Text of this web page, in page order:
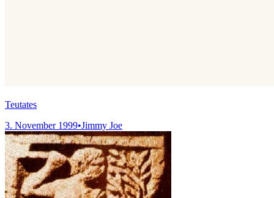
Teutates
3. November 1999•Jimmy Joe